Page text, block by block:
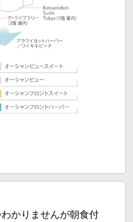
かりませんが朝食付